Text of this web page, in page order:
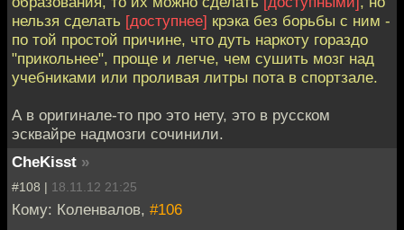
нельзя сделать [доступнее] крэка без борьбы с ним -
по той простой причине, что дуть наркоту гораздо
"прикольнее", проще и легче, чем сушить мозг над
учебниками или проливая литры пота в спортзале.
А в оригинале-то про это нету, это в русском
эсквайре надмозги сочинили.
CheKisst »
#108 | 18.11.12 21:25
Кому: Коленвалов, #106